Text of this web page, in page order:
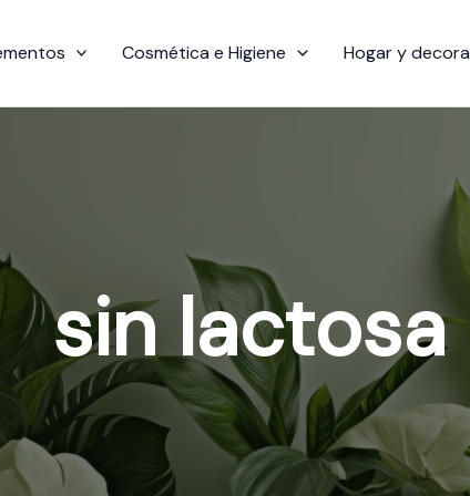
Cosmética e Higiene Hogar y
sin lactosa